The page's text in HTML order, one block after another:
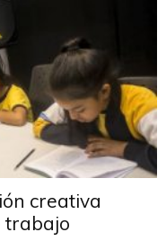
creativa
trabajo